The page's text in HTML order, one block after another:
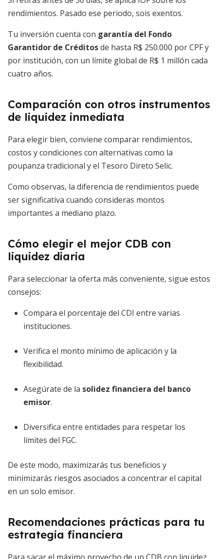
rendimientos. Pasado ese periodo, sois exentos.
Tu inversión cuenta con garantía del Fondo
Garantidor de Créditosde hasta R$ 250.000 por CPF y
por institución, con un límite global de R$ 1 millón cada
cuatro años.
Comparación con otros instrumentos
de liquidez inmediata
Para elegir bien, conviene comparar rendimientos,
costos y condiciones con alternativas como la
poupanza tradicional y el Tesoro Direto Selic.
Como observas, la diferencia de rendimientos puede
ser significativa cuando consideras montos
importantes a mediano plazo.
Cómo elegir el mejor CDB con
liquidez diaria
Para seleccionar la oferta más conveniente, sigue estos
consejos:
Compara el porcentaje del CDI entre varias
instituciones.
Verifica el monto mínimo de aplicación y la
flexibilidad.
Asegúrate de la solidez financiera del banco
emisor.
Diversifica entre entidades para respetar los
límites del FGC.
De este modo, maximizarás tus beneficios y
minimizarás riesgos asociados a concentrar el capital
en un solo emisor.
Recomendaciones prácticas para tu
estrategia financiera